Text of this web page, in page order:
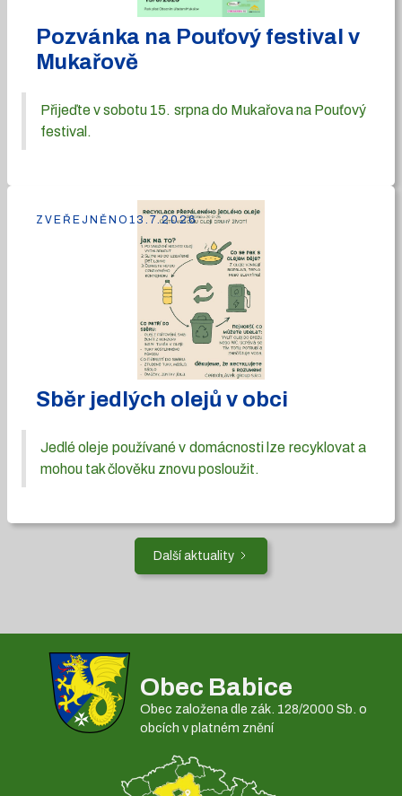
Pozvánka na Pouťový festival v
Mukařově
Přijeďte v sobotu 15. srpna do Mukařova na Pouťový
festival.
Sběr jedlých olejů v obci
Jedlé oleje používané v domácnosti lze recyklovat a
mohou tak člověku znovu posloužit.
ZVEŘEJNĚNO 13.7.2026
Další aktuality
Obec Babice
Obec založena dle zák. 128/2000 Sb. o
obcích v platném znění